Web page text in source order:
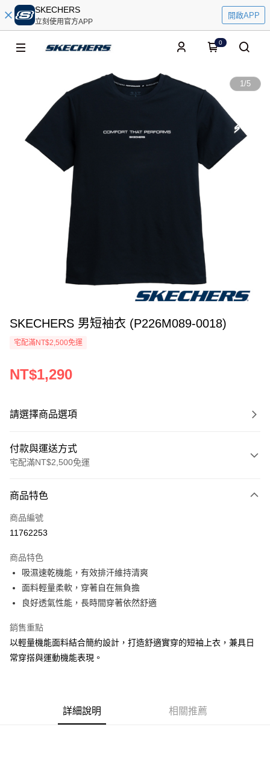
SKECHERS
立刻使用官方APP
開啟APP
0
1/5
SKECHERS 男短袖衣 (P226M089-0018)
宅配滿NT$2,500免運
NT$1,290
請選擇商品選項
付款與運送方式
宅配滿NT$2,500免運
信用卡一次付款
LINE Pay
相關說明
【大哥付你分期使用說明】
1.本服務由台灣大哥大提供，台灣大哥大用戶可立即使用無須另外申請。
2.付款方式選擇「大哥付你分期」，訂單成立後會自動跳轉到大哥付的交易
流程，驗證手機門號後，選擇欲分期的期數、繳款截止日，確認付款後即完
3.實際核准額度、可分期數及費用金額請依後續交易確認頁面所載為準。
4.訂單成立30分鐘內，如未前往確認交易或遇審核未通過，訂單將自動取
消。如遇「轉專審核」未通過狀況，表示未達大哥付你分期系統評分，恕無
法說明評估內容。
2.透過簡訊連結打開帳單後，可選擇「超商條碼／台灣大直營門市／銀行轉
帳／街口支付／iPASS MONEY」等通路繳費。
ATM付款
宅配
商品特色
商品編號
11762253
商品特色
吸濕速乾機能，有效排汗維持清爽
面料輕量柔軟，穿著自在無負擔
良好透氣性能，長時間穿著依然舒適
銷售重點
以輕量機能面料結合簡約設計，打造舒適實穿的短袖上衣，兼具日
常穿搭與運動機能表現。
詳細說明 相關推薦